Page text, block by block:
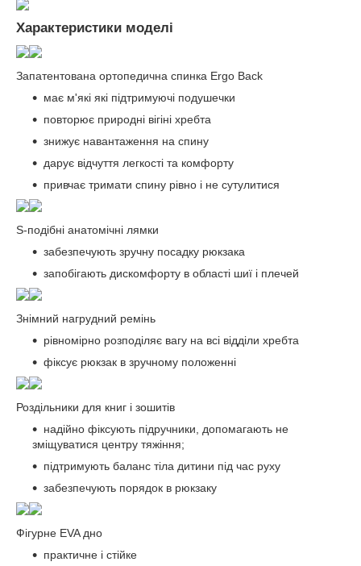
Характеристики моделі
Запатентована ортопедична спинка Ergo Back
має м'які які підтримуючі подушечки
повторює природні вігіні хребта
знижує навантаження на спину
дарує відчуття легкості та комфорту
привчає тримати спину рівно і не сутулитися
S-подібні анатомічні лямки
забезпечують зручну посадку рюкзака
запобігають дискомфорту в області шиї і плечей
Знімний нагрудний ремінь
рівномірно розподіляє вагу на всі відділи хребта
фіксує рюкзак в зручному положенні
Роздільники для книг і зошитів
надійно фіксують підручники, допомагають не
зміщуватися центру тяжіння;
підтримують баланс тіла дитини під час руху
забезпечують порядок в рюкзаку
Фігурне EVA дно
практичне і стійке